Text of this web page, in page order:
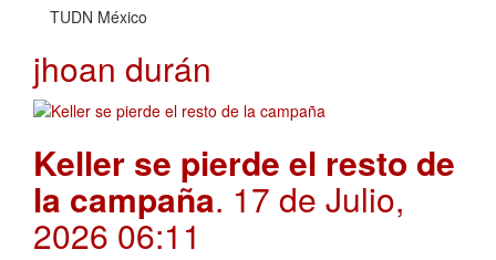
TUDN México
jhoan durán
Keller se pierde el resto de
la campaña. 17 de Julio,
2026 06:11